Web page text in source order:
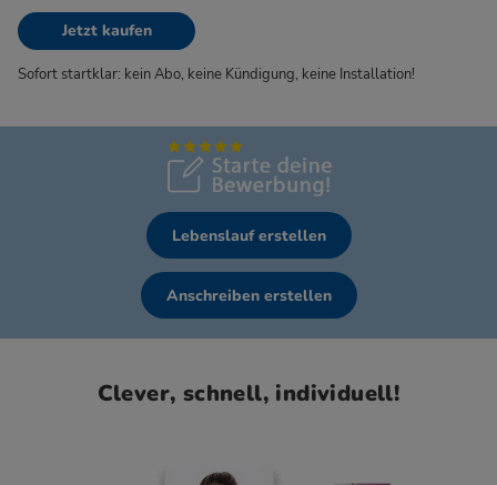
Jetzt kaufen
Sofort startklar: kein Abo, keine Kündigung, keine Installation!
Lebenslauf erstellen
Anschreiben erstellen
Clever, schnell, individuell!